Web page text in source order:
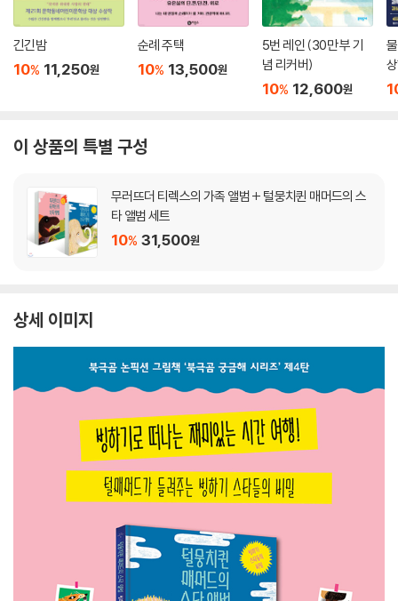
긴긴밤
10% 11,250원
순례 주택
10% 13,500원
5번 레인 (30만 부 기
념 리커버)
10% 12,600원
이 상품의 특별 구성
무러뜨더 티렉스의 가족 앨범 + 털뭉치퀸 매머드의 스
타 앨범 세트
10% 31,500원
상세 이미지